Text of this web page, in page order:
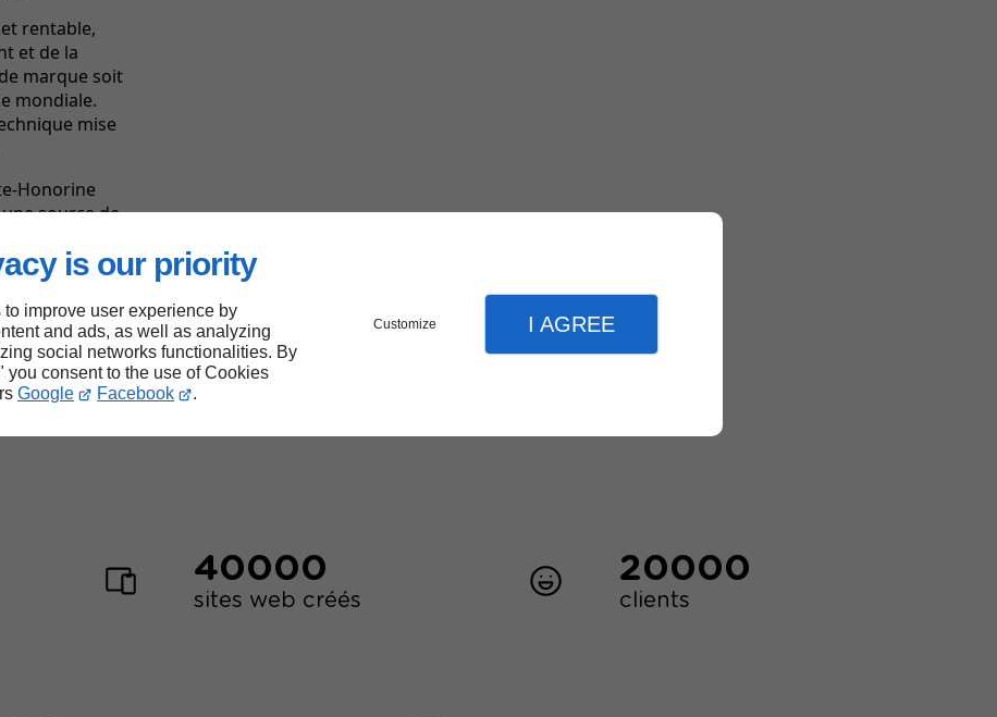
is our priority
improve user experience by
and ads, as well as analyzing
social networks functionalities. By
you consent to the use of Cookies
Google Facebook .
Customize I AGREE
rentable,
et de la
marque soit
mondiale.
mise
Honorine
source de
Lesforcesde Linkeo
40000
sites web créés
20000
clients